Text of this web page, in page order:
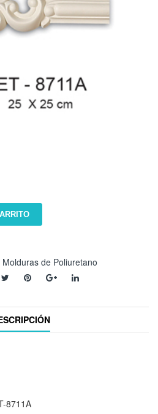
de Poliuretano
8711A